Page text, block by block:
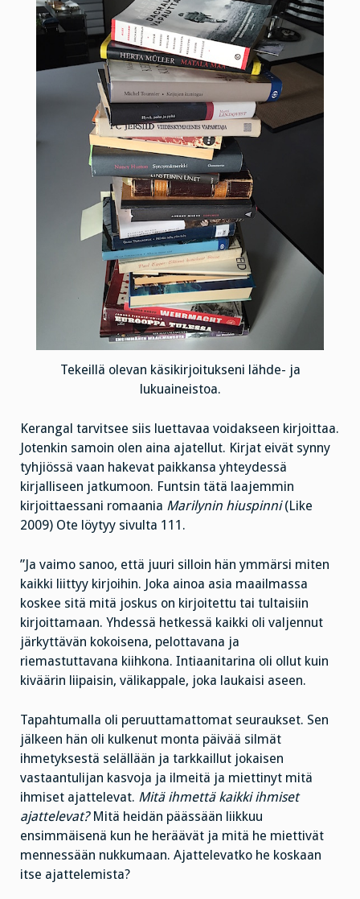
Tekeillä olevan käsikirjoitukseni lähde- ja
lukuaineistoa.
Kerangal tarvitsee siis luettavaa voidakseen kirjoittaa.
Jotenkin samoin olen aina ajatellut. Kirjat eivät synny
tyhjiössä vaan hakevat paikkansa yhteydessä
kirjalliseen jatkumoon. Funtsin tätä laajemmin
kirjoittaessani romaania Marilynin hiuspinni(Like
2009) Ote löytyy sivulta 111.
”Ja vaimo sanoo, että juuri silloin hän ymmärsi miten
kaikki liittyy kirjoihin. Joka ainoa asia maailmassa
koskee sitä mitä joskus on kirjoitettu tai tultaisiin
kirjoittamaan. Yhdessä hetkessä kaikki oli valjennut
järkyttävän kokoisena, pelottavana ja
riemastuttavana kiihkona. Intiaanitarina oli ollut kuin
kiväärin liipaisin, välikappale, joka laukaisi aseen.
Tapahtumalla oli peruuttamattomat seuraukset. Sen
jälkeen hän oli kulkenut monta päivää silmät
ihmetyksestä selällään ja tarkkaillut jokaisen
vastaantulijan kasvoja ja ilmeitä ja miettinyt mitä
ihmiset ajattelevat. Mitä ihmettä kaikki ihmiset
ajattelevat?Mitä heidän päässään liikkuu
ensimmäisenä kun he heräävät ja mitä he miettivät
mennessään nukkumaan. Ajattelevatko he koskaan
itse ajattelemista?